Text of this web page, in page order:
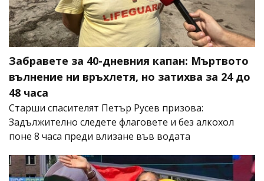
Забравете за 40-дневния капан: Мъртвото
вълнение ни връхлетя, но затихва за 24 до
48 часа
Старши спасителят Петър Русев призова:
Задължително следете флаговете и без алкохол
поне 8 часа преди влизане във водата